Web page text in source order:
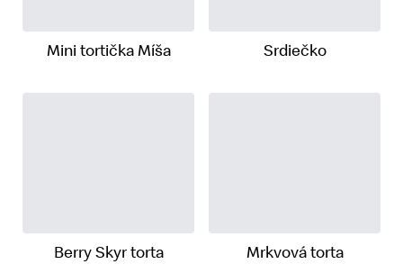
Mini tortička Míša Srdiečko
Berry Skyr torta Mrkvová torta